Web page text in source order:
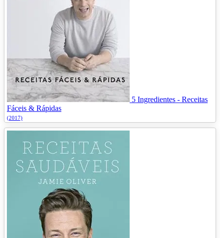
5 Ingredientes - Receitas
Fáceis & Rápidas
(2017)